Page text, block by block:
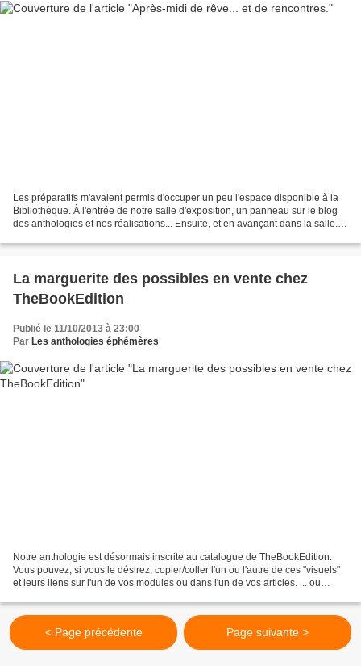
Les préparatifs m'avaient permis d'occuper un peu l'espace disponible à la
Bibliothèque. À l'entrée de notre salle d'exposition, un panneau sur le blog
des anthologies et nos réalisations... Ensuite, et en avançant dans la salle...
La marguerite des possibles en vente chez
TheBookEdition
Publié le 11/10/2013 à 23:00
Par Les anthologies éphémères
Notre anthologie est désormais inscrite au catalogue de TheBookEdition.
Vous pouvez, si vous le désirez, copier/coller l'un ou l'autre de ces "visuels"
et leurs liens sur l'un de vos modules ou dans l'un de vos articles. ... ou
< Page précédente Page suivante >